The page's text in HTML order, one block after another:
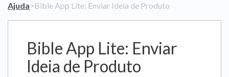
Ajuda​>​ Bible App Lite: Enviar Ideia de Produto
Bible App Lite: Enviar
Ideia de Produto